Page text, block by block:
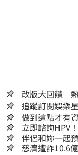
改版大回饋
追蹤訂閱娛樂
做到這點才有
立即諮詢HPV
嫌晚！
伴侶和妳一起
慈濟遭詐10.6